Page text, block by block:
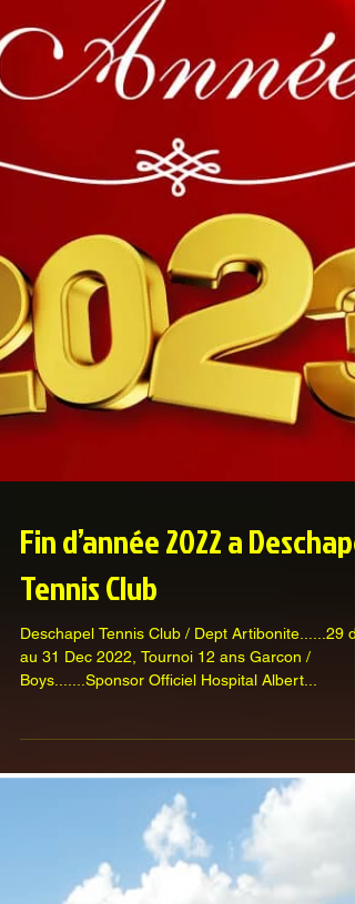
Fin d’année 2022 a Deschapel
Tennis Club
Deschapel Tennis Club / Dept Artibonite......29